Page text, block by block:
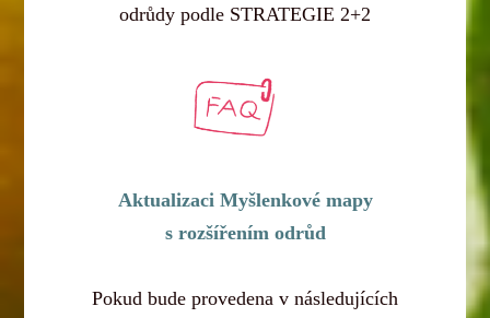
odrůdy podle STRATEGIE 2+2
Aktualizaci Myšlenkové mapy
s rozšířením odrůd
Pokud bude provedena v následujících